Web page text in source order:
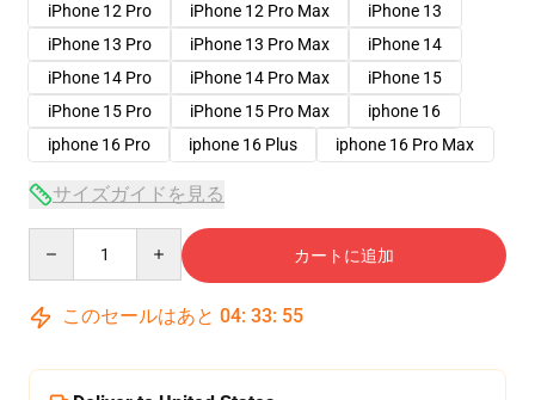
iPhone 12 Pro
iPhone 12 Pro Max
iPhone 13
iPhone 13 Pro
iPhone 13 Pro Max
iPhone 14
iPhone 14 Pro
iPhone 14 Pro Max
iPhone 15
iPhone 15 Pro
iPhone 15 Pro Max
iphone 16
iphone 16 Pro
iphone 16 Plus iphone 16 Pro Max
サイズガイドを見る
カートに追加
このセールはあと 04: 33: 54